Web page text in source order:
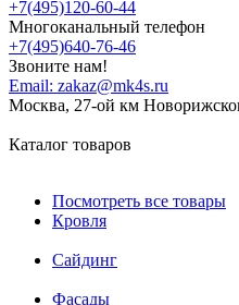
+7(495)120-60-44
Многоканальный телефон
+7(495)640-76-46
Звоните нам!
Email: zakaz@mk4s.ru
Москва, 27-ой км
Каталог товаров
Посмотреть все товары
Кровля
Сайдинг
Фасады